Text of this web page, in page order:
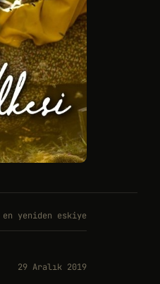
en yeniden eskiye
29 Aralık 2019